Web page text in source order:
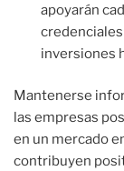
apoyarán
inversiones
Mantenerse
las empresas
en un mercado
contribuyen